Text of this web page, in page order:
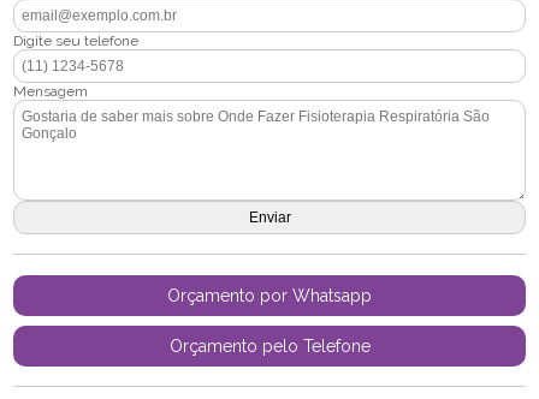
Digite seu telefone
Mensagem
Orçamento por Whatsapp
Orçamento pelo Telefone